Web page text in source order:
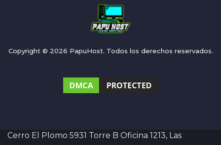
Copyright © 2026 PapuHost. Todos los derechos reservados.
Cerro El Plomo 5931 Torre B Oficina 1213, Las